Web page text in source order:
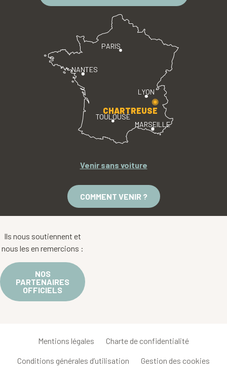
PARIS
LYON
TOULOUSE
MARSEILLE
NANTES
CHARTREUSE
Venir sans voiture
COMMENT VENIR ?
Ils nous soutiennent et
nous les en remercions :
NOS
PARTENAIRES
OFFICIELS
Mentions légales Charte de confidentialité
Conditions générales d’utilisation Gestion des cookies